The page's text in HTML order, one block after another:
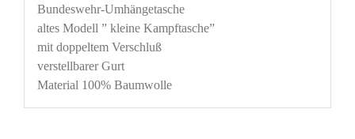
Bundeswehr-Umhängetasche
altes Modell ” kleine Kampftasche”
mit doppeltem Verschluß
verstellbarer Gurt
Material 100% Baumwolle